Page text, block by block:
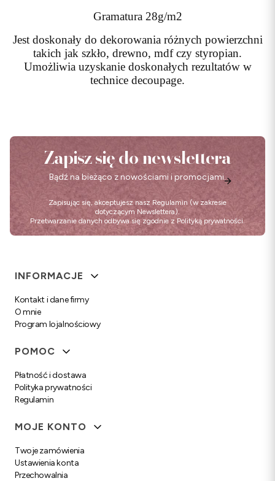
Gramatura 28g/m2
Jest doskonały do dekorowania różnych powierzchni
takich jak szkło, drewno, mdf czy styropian.
Umożliwia uzyskanie doskonałych rezultatów w
technice decoupage.
Zapisz się do newslettera
Bądź na bieżąco z nowościami i promocjami.
Zapisując się, akceptujesz nasz Regulamin (w zakresie
dotyczącym Newslettera).
Przetwarzanie danych odbywa się zgodnie z Polityką prywatności.
Linki w stopce
INFORMACJE
Kontakt i dane firmy
O mnie
Program lojalnościowy
POMOC
Płatność i dostawa
Polityka prywatności
Regulamin
MOJE KONTO
Twoje zamówienia
Ustawienia konta
Przechowalnia